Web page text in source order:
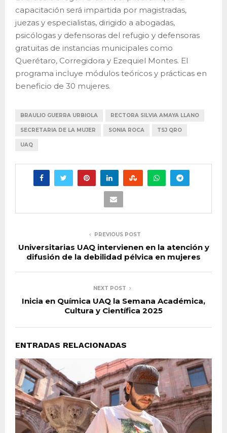
capacitación será impartida por magistradas,
juezas y especialistas, dirigido a abogadas,
psicólogas y defensoras del refugio y defensoras
gratuitas de instancias municipales como
Querétaro, Corregidora y Ezequiel Montes. El
programa incluye módulos teóricos y prácticas en
beneficio de 30 mujeres.
BRAULIO GUERRA URBIOLA RECTORA SILVIA AMAYA LLANO
SECRETARIA DE LA MUJER SONIA ROCA TSJ QRO
UAQ
PREVIOUS POST
Universitarias UAQ intervienen en la atención y
difusión de la debilidad pélvica en mujeres
NEXT POST
Inicia en Química UAQ la Semana Académica,
Cultura y Científica 2025
ENTRADAS RELACIONADAS